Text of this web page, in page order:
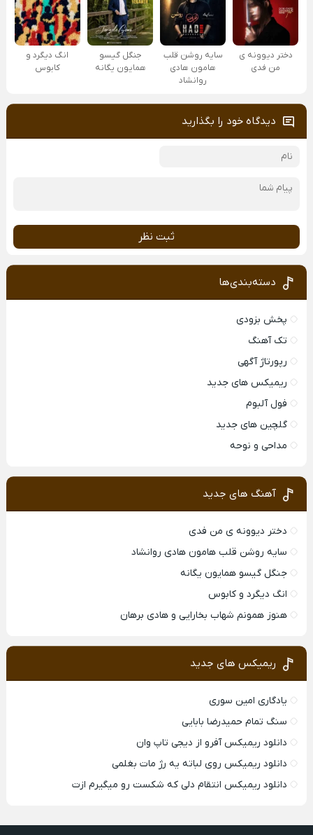
دختر دیوونه ی
من فدی
سایه روشن قلب
هامون هادی
روانشاد
جنگل گیسو
همایون یگانه
انگ دیگرد و
کابوس
دیدگاه خود را بگذارید
ثبت نظر
دسته‌بندی‌ها
پخش بزودی
تک آهنگ
رپورتاژ آگهی
ریمیکس های جدید
فول آلبوم
گلچین های جدید
مداحی و نوحه
آهنگ های جدید
دختر دیوونه ی من فدی
سایه روشن قلب هامون هادی روانشاد
جنگل گیسو همایون یگانه
انگ دیگرد و کابوس
هنوز همونم شهاب بخارایی و هادی برهان
ریمیکس های جدید
یادگاری امین سوری
سنگ تمام حمیدرضا بابایی
دانلود ریمیکس آفرو از ديجی تاپ وان
دانلود ریمیکس روی لباته یه رژ مات بغلمی
دانلود ریمیکس انتقام دلی که شکست رو میگیرم ازت